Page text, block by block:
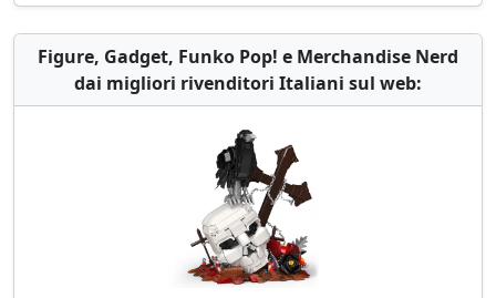
Figure, Gadget, Funko Pop! e Merchandise Nerd
dai migliori rivenditori Italiani sul web: